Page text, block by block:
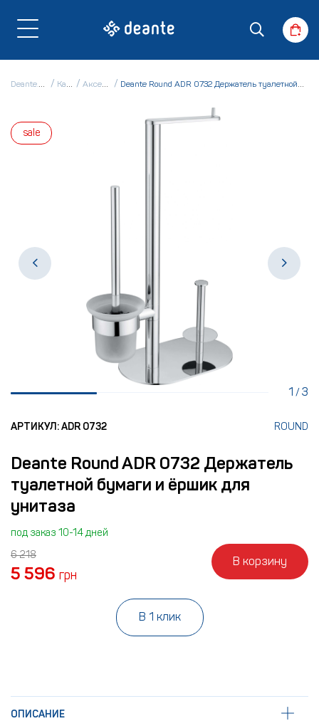
Deante.ua Каталог Аксессуары Deante Round ADR 0732 Держатель туалетной бумаги и ёршик для унитаза
sale
1 /3
АРТИКУЛ: ADR 0732 ROUND
Deante Round ADR 0732 Держатель
туалетной бумаги и ёршик для
унитаза
под заказ 10-14 дней
6 218
5 596 грн
В корзину
В 1 клик
ОПИСАНИЕ